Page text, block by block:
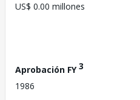
US$ 0.00 millones
Aprobación FY3
1986